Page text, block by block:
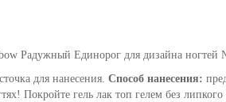
Радужный Единорог для дизайна ногтей
для нанесения. Способ нанесения:
Покройте гель лак топ гелем без липкого